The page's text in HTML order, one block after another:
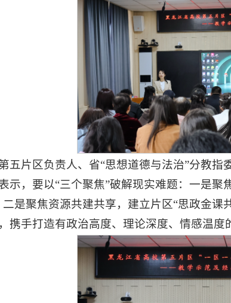
五片区负责人、省“思想道德与法治”分教
示，要以“三个聚焦”破解现实难题：一是聚
二是聚焦资源共建共享，建立片区“思政金课
携手打造有政治高度、理论深度、情感温度